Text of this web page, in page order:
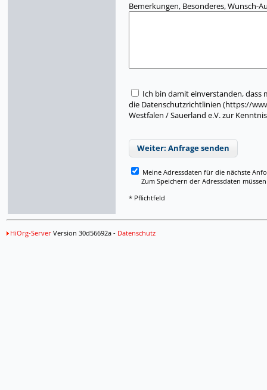
Bemerkungen, Besonderes, Wunsch-
Ich bin damit einverstanden, dass
die Datenschutzrichtlinien (https://
Westfalen / Sauerland e.V. zur
Weiter: Anfrage senden
Meine Adressdaten für die nächste
Zum Speichern der Adressdaten müssen
* Pflichtfeld
HiOrg-ServerVersion 30d56692a - Datenschutz